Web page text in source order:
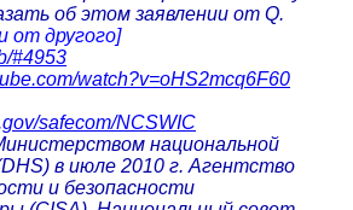
об этом заявлении от Q.
от другого]
#4953
watch?v=oHS2mcq6F60
safecom/NCSWIC
национальной
в июле 2010 г. Агентство
и безопасности